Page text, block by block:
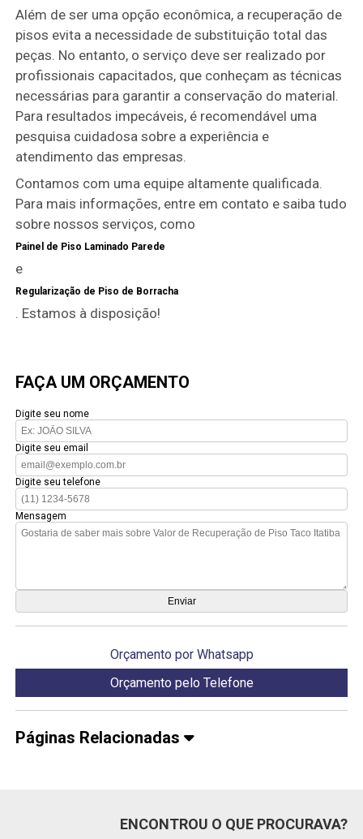
Além de ser uma opção econômica, a recuperação de
pisos evita a necessidade de substituição total das
peças. No entanto, o serviço deve ser realizado por
profissionais capacitados, que conheçam as técnicas
necessárias para garantir a conservação do material.
Para resultados impecáveis, é recomendável uma
pesquisa cuidadosa sobre a experiência e
atendimento das empresas.
Contamos com uma equipe altamente qualificada.
Para mais informações, entre em contato e saiba tudo
sobre nossos serviços, como
Painel de Piso Laminado Parede
e
Regularização de Piso de Borracha
. Estamos à disposição!
FAÇA UM ORÇAMENTO
Digite seu nome
Digite seu email
Digite seu telefone
Mensagem
Orçamento por Whatsapp
Orçamento pelo Telefone
Páginas Relacionadas
ENCONTROU O QUE PROCURAVA?